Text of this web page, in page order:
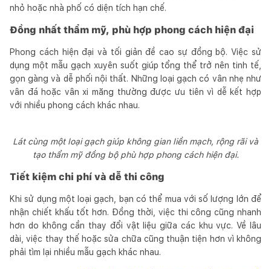
nhỏ hoặc nhà phố có diện tích hạn chế.
Đồng nhất thẩm mỹ, phù hợp phong cách hiện đại
Phong cách hiện đại và tối giản đề cao sự đồng bộ. Việc sử
dụng một mẫu gạch xuyên suốt giúp tổng thể trở nên tinh tế,
gọn gàng và dễ phối nội thất. Những loại gạch có vân nhẹ như
vân đá hoặc vân xi măng thường được ưu tiên vì dễ kết hợp
với nhiều phong cách khác nhau.
Lát cùng một loại gạch giúp không gian liền mạch, rộng rãi và
tạo thẩm mỹ đồng bộ phù hợp phong cách hiện đại.
Tiết kiệm chi phí và dễ thi công
Khi sử dụng một loại gạch, bạn có thể mua với số lượng lớn để
nhận chiết khấu tốt hơn. Đồng thời, việc thi công cũng nhanh
hơn do không cần thay đổi vật liệu giữa các khu vực. Về lâu
dài, việc thay thế hoặc sửa chữa cũng thuận tiện hơn vì không
phải tìm lại nhiều mẫu gạch khác nhau.